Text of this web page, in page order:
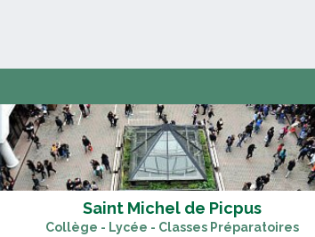
Saint Michel de Picpus
Collège - Lycée - Classes Préparatoires